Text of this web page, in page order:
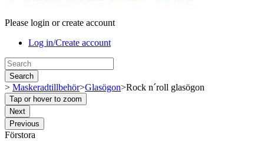
Please login or create account
Log in/Create account
Search
> Maskeradtillbehör>Glasögon>Rock n´roll glasögon
Tap or hover to zoom
Next
Previous
Förstora